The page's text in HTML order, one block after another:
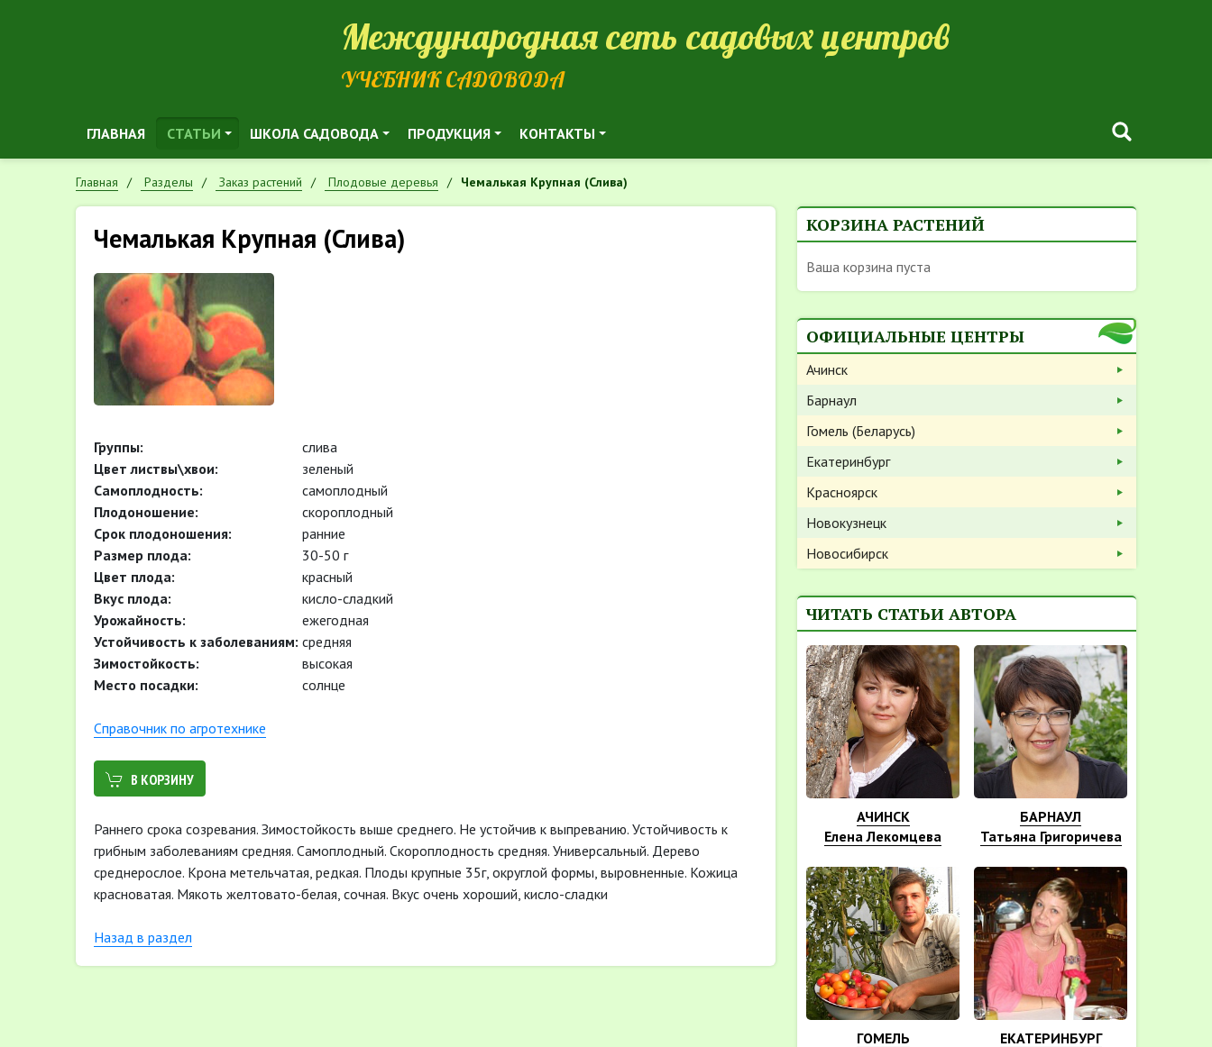
Международная сеть садовых центров
УЧЕБНИК САДОВОДА
ГЛАВНАЯ СТАТЬИ ШКОЛА САДОВОДА ПРОДУКЦИЯ КОНТАКТЫ
Главная Разделы Заказ растений Плодовые деревья Чемалькая Крупная (Слива)
Чемалькая Крупная (Слива)
Группы:
слива
Цвет листвы\хвои:
зеленый
Самоплодность:
самоплодный
Плодоношение:
скороплодный
Cрок плодоношения:
ранние
Размер плода:
30-50 г
Цвет плода:
красный
Вкус плода:
кисло-сладкий
Урожайность:
ежегодная
Устойчивость к заболеваниям: средняя
Зимостойкость:
высокая
Место посадки:
солнце
Cправочник по агротехнике
В КОРЗИНУ
Раннего срока созревания. Зимостойкость выше среднего. Не устойчив к выпреванию. Устойчивость к
грибным заболеваниям средняя. Самоплодный. Скороплодность средняя. Универсальный. Дерево
среднерослое. Крона метельчатая, редкая. Плоды крупные 35г, округлой формы, выровненные. Кожица
красноватая. Мякоть желтовато-белая, сочная. Вкус очень хороший, кисло-сладки
Назад в раздел
КОРЗИНА РАСТЕНИЙ
Ваша корзина пуста
ОФИЦИАЛЬНЫЕ ЦЕНТРЫ
Ачинск
Барнаул
Гомель (Беларусь)
Екатеринбург
Красноярск
Новокузнецк
Новосибирск
ЧИТАТЬ СТАТЬИ АВТОРА
АЧИНСК
Елена Лекомцева
БАРНАУЛ
Татьяна Григоричева
ГОМЕЛЬ
ЕКАТЕРИНБУРГ